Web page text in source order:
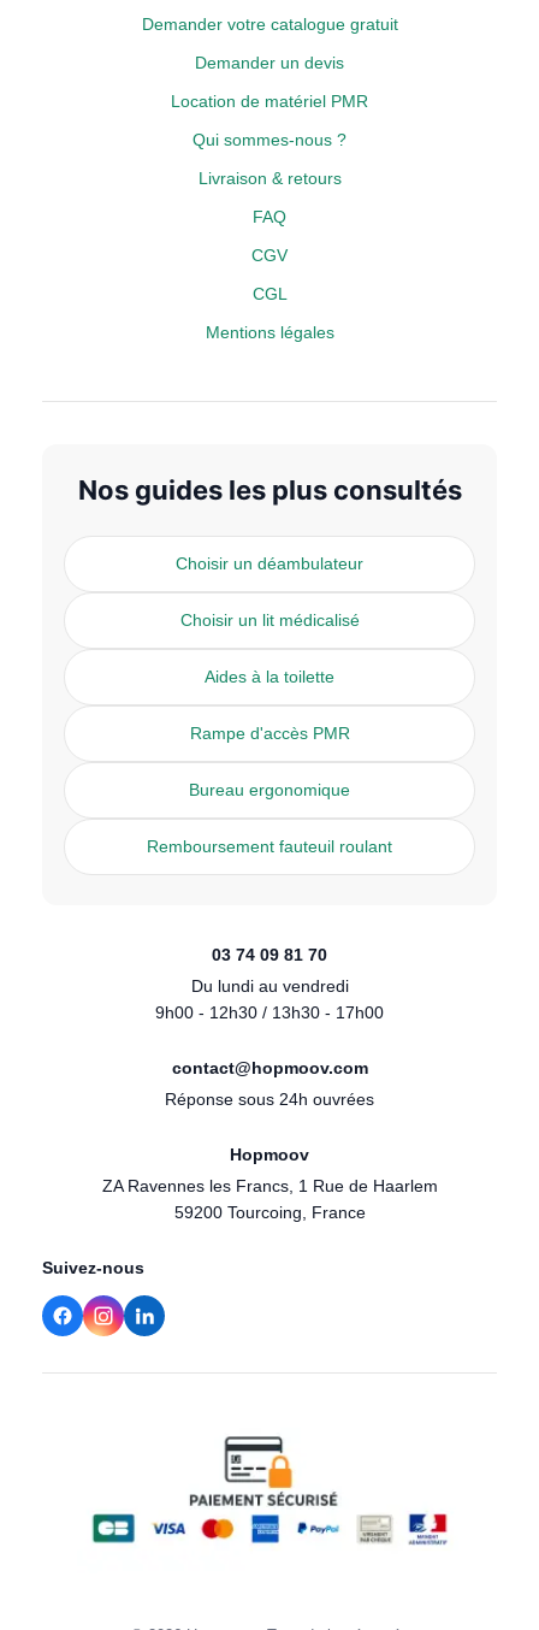
Demander votre catalogue gratuit
Demander un devis
Location de matériel PMR
Qui sommes-nous ?
Livraison & retours
FAQ
CGV
CGL
Mentions légales
Nos guides les plus consultés
Choisir un déambulateur
Choisir un lit médicalisé
Aides à la toilette
Rampe d'accès PMR
Bureau ergonomique
Remboursement fauteuil roulant
03 74 09 81 70
Du lundi au vendredi
9h00 - 12h30 / 13h30 - 17h00
contact@hopmoov.com
Réponse sous 24h ouvrées
Hopmoov
ZA Ravennes les Francs, 1 Rue de Haarlem
59200 Tourcoing, France
Suivez-nous